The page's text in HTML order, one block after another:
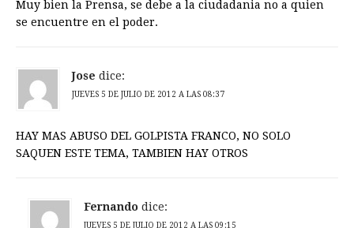
Muy bien la Prensa, se debe a la ciudadania no a quien
se encuentre en el poder.
Jose dice:
JUEVES 5 DE JULIO DE 2012 A LAS 08:37
HAY MAS ABUSO DEL GOLPISTA FRANCO, NO SOLO
SAQUEN ESTE TEMA, TAMBIEN HAY OTROS
Fernando dice:
JUEVES 5 DE JULIO DE 2012 A LAS 09:15